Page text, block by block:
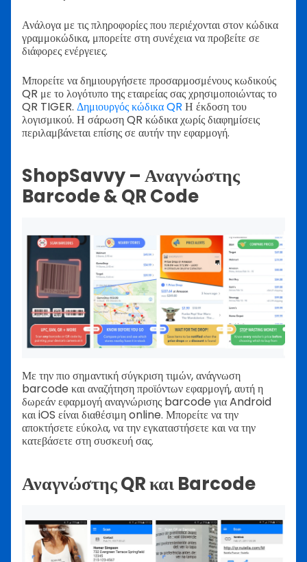
Ανάλογα με τις πληροφορίες που περιέχονται στον κώδικα
γραμμοκώδικα, μπορείτε στη συνέχεια να προβείτε σε
διάφορες ενέργειες.
Μπορείτε να δημιουργήσετε προσαρμοσμένους κωδικούς
QR με το λογότυπο της εταιρείας σας χρησιμοποιώντας το
QR TIGER. Δημιουργός κώδικα QR Η έκδοση του
λογισμικού. Η σάρωση QR κώδικα χωρίς διαφημίσεις
περιλαμβάνεται επίσης σε αυτήν την εφαρμογή.
ShopSavvy – Αναγνώστης
Barcode & QR Code
Με την πιο σημαντική σύγκριση τιμών, ανάγνωση
barcode και αναζήτηση προϊόντων εφαρμογή, αυτή η
δωρεάν εφαρμογή αναγνώρισης barcode για Android
και iOS είναι διαθέσιμη online. Μπορείτε να την
αποκτήσετε εύκολα, να την εγκαταστήσετε και να την
κατεβάσετε στη συσκευή σας.
Αναγνώστης QR και Barcode